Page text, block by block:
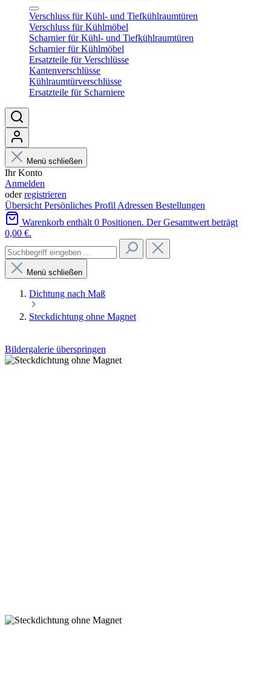
Verschluss für Kühl- und Tiefkühlraumtüren
Verschluss für Kühlmöbel
Scharnier für Kühl- und Tiefkühlraumtüren
Scharnier für Kühlmöbel
Ersatzteile für Verschlüsse
Kantenverschlüsse
Kühlraumtürverschlüsse
Ersatzteile für Scharniere
Menü schließen
Ihr Konto
Anmelden
oderregistrieren
Übersicht Persönliches Profil Adressen Bestellungen
Warenkorb enthält 0 Positionen. Der Gesamtwert beträgt
0,00 €.
Menü schließen
Dichtung nach Maß
Steckdichtung ohne Magnet
Bildergalerie überspringen